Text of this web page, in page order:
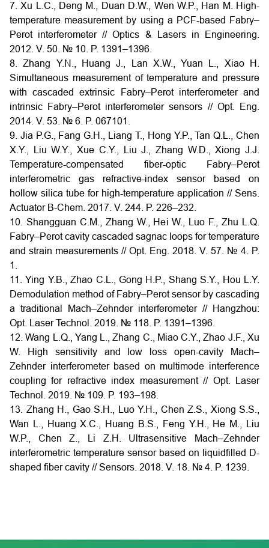
7. Xu L.C., Deng M., Duan D.W., Wen W.P., Han M. High-
temperature measurement by using a PCF-based Fabry–
Perot interferometer // Optics & Lasers in Engineering.
2012. V. 50. № 10. P. 1391–1396.
8. Zhang Y.N., Huang J., Lan X.W., Yuan L., Xiao H.
Simultaneous measurement of temperature and pressure
with cascaded extrinsic Fabry–Perot interferometer and
intrinsic Fabry–Perot interferometer sensors // Opt. Eng.
2014. V. 53. № 6. P. 067101.
9. Jia P.G., Fang G.H., Liang T., Hong Y.P., Tan Q.L., Chen
X.Y., Liu W.Y., Xue C.Y., Liu J., Zhang W.D., Xiong J.J.
Temperature-compensated fiber-optic Fabry–Perot
interferometric gas refractive-index sensor based on
hollow silica tube for high-temperature application // Sens.
Actuator B-Chem. 2017. V. 244. P. 226–232.
10. Shangguan C.M., Zhang W., Hei W., Luo F., Zhu L.Q.
Fabry–Perot cavity cascaded sagnac loops for temperature
and strain measurements // Opt. Eng. 2018. V. 57. № 4. P.
1.
11. Ying Y.B., Zhao C.L., Gong H.P., Shang S.Y., Hou L.Y.
Demodulation method of Fabry–Perot sensor by cascading
a traditional Mach–Zehnder interferometer // Hangzhou:
Opt. Laser Technol. 2019. № 118. P. 1391–1396.
12. Wang L.Q., Yang L., Zhang C., Miao C.Y., Zhao J.F., Xu
W. High sensitivity and low loss open-cavity Mach–
Zehnder interferometer based on multimode interference
coupling for refractive index measurement // Opt. Laser
Technol. 2019. № 109. P. 193–198.
13. Zhang H., Gao S.H., Luo Y.H., Chen Z.S., Xiong S.S.,
Wan L., Huang X.C., Huang B.S., Feng Y.H., He M., Liu
W.P., Chen Z., Li Z.H. Ultrasensitive Mach–Zehnder
interferometric temperature sensor based on liquidfilled D-
shaped fiber cavity // Sensors. 2018. V. 18. № 4. P. 1239.